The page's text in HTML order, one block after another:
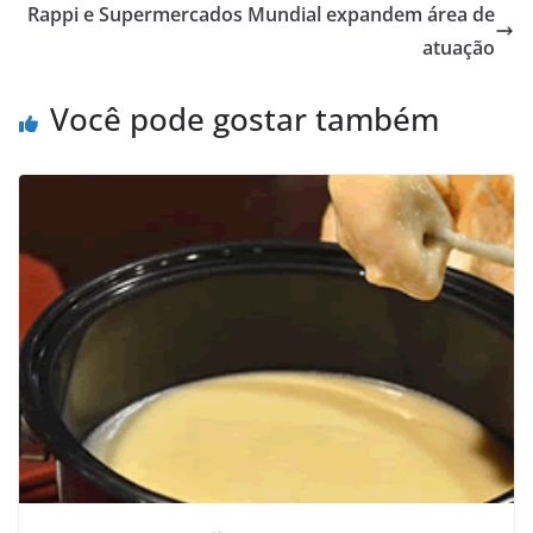
Rappi e Supermercados Mundial expandem área de
atuação
Você pode gostar também